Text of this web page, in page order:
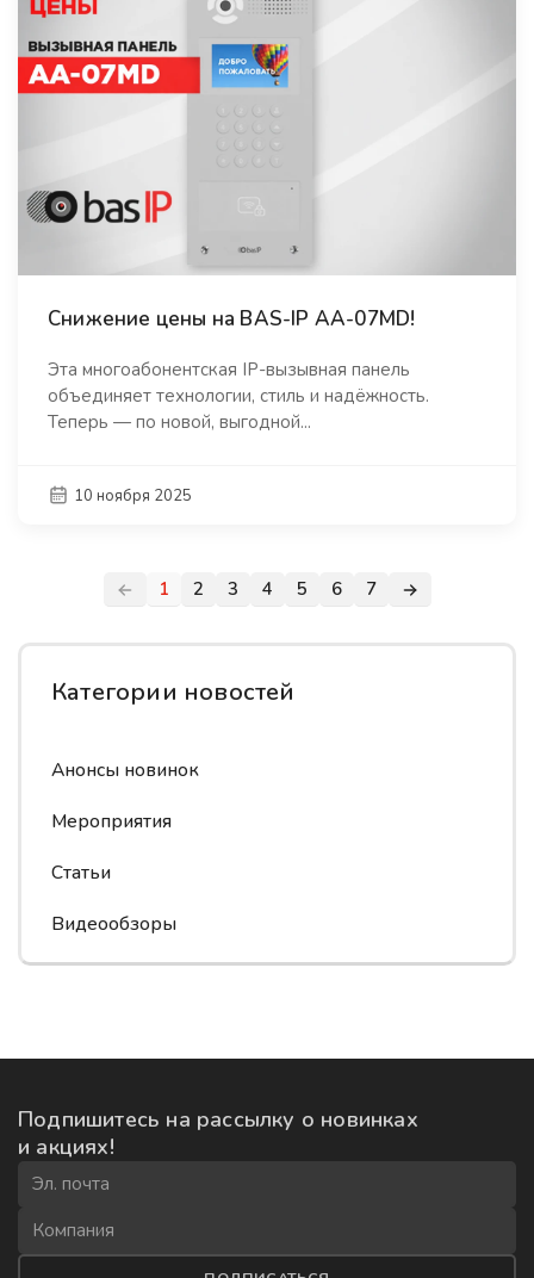
Снижение цены на BAS-IP AA-07MD!
Эта многоабонентская IP-вызывная панель
объединяет технологии, стиль и надёжность.
Теперь — по новой, выгодной...
10 ноября 2025
1 2 3 4 5 6 7
Категории новостей
Анонсы новинок
Мероприятия
Статьи
Видеообзоры
Подпишитесь на рассылку о новинках
и акциях!